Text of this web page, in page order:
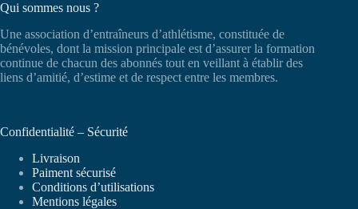
Qui sommes nous ?
Une association d’entraîneurs d’athlétisme, constituée de
bénévoles, dont la mission principale est d’assurer la formation
continue de chacun des abonnés tout en veillant à établir des
liens d’amitié, d’estime et de respect entre les membres.
Confidentialité – Sécurité
Livraison
Paiment sécurisé
Conditions d’utilisations
Mentions légales